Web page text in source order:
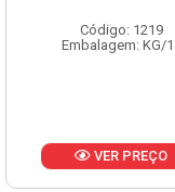
Código: 1219
Embalagem: KG/
VER PREÇO